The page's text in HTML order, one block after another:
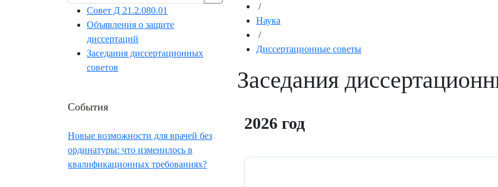
Совет Д 21.2.080.01
Объявления о защите
диссертаций
Заседания диссертационных
советов
События
Новые возможности для врачей без
ординатуры: что изменилось в
квалификационных требованиях?
/
Наука
/
Диссертационные советы
Заседания
2026 год